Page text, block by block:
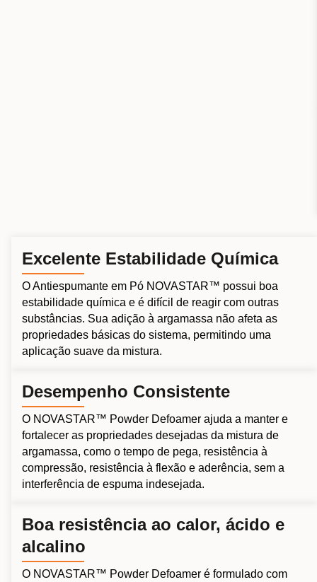
Excelente Estabilidade Química
O Antiespumante em Pó NOVASTAR™ possui boa
estabilidade química e é difícil de reagir com outras
substâncias. Sua adição à argamassa não afeta as
propriedades básicas do sistema, permitindo uma
aplicação suave da mistura.
Desempenho Consistente
O NOVASTAR™ Powder Defoamer ajuda a manter e
fortalecer as propriedades desejadas da mistura de
argamassa, como o tempo de pega, resistência à
compressão, resistência à flexão e aderência, sem a
interferência de espuma indesejada.
Boa resistência ao calor, ácido e
alcalino
O NOVASTAR™ Powder Defoamer é formulado com